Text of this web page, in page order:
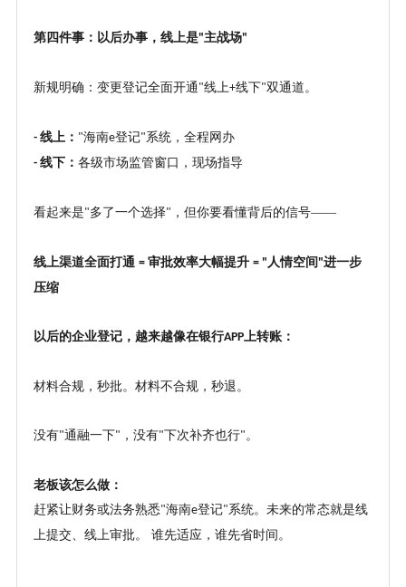
第四件事：以后办事，线上是"主战场"
新规明确：变更登记全面开通 "线上+线下"双通道。
- 线上： "海南e登记" 系统，全程网办
- 线下： 各级市场监管窗口，现场指导
看起来是"多了一个选择" ，但你要看懂背后的信号——
线上渠道全面打通 = 审批效率大幅提升 = " 人情空间"进一步
压缩
以后的企业登记，越来越像在银行APP上转账：
材料合规，秒批。材料不合规，秒退。
没有"通融一下" ，没有"下次补齐也行" 。
老板该怎么做：
赶紧让财务或法务熟悉"海南e登记" 系统。未来的常态就是线
上提交、线上审批。 谁先适应，谁先省时间。